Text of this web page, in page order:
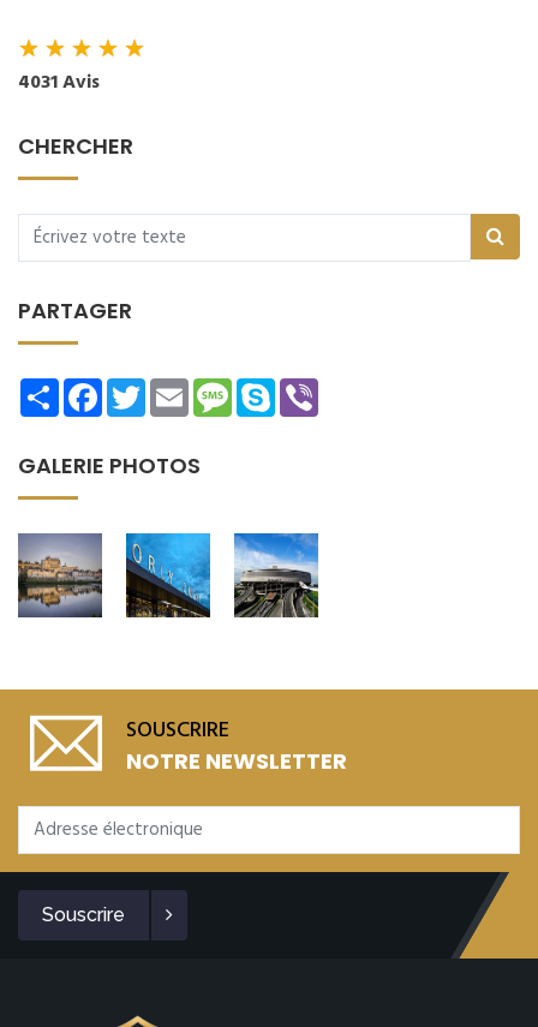
★★★★★
4031 Avis
CHERCHER
PARTAGER
ShareFacebookTwitterEmailMessage
Skype
GALERIE PHOTOS
SOUSCRIRE
NOTRE NEWSLETTER
Souscrire